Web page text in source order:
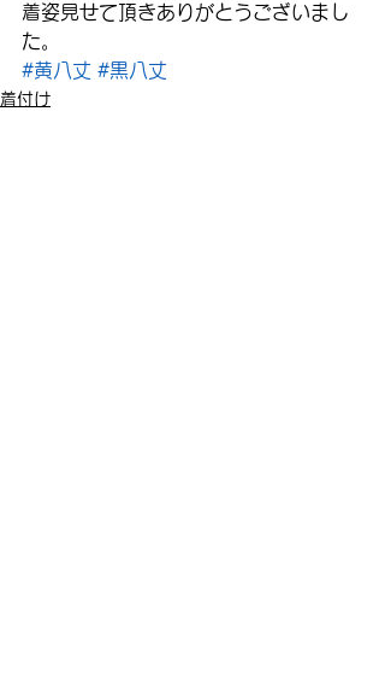
着姿見せて頂きありがとうございまし
た。
#黄八丈 #黒八丈
着付け